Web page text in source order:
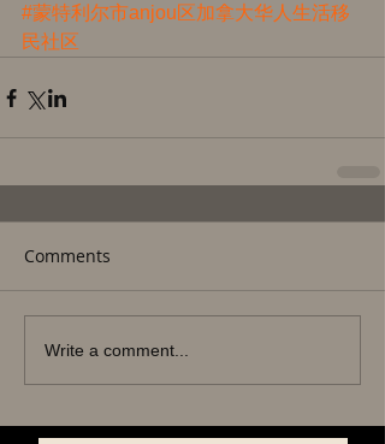
#蒙特利尔市anjou区加拿大华人生活移
民社区
Comments
Write a comment...